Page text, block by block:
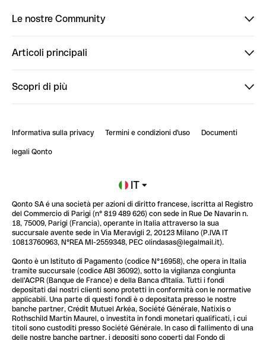
Le nostre Community
PowerUp
Articoli principali
StrongHer Mentorship | Notion: come organizzare...
Scopri di più
Blog
Glossario finanziario
Informativa sulla privacy Termini e condizioni d'uso Documenti
legali Qonto
IT
Qonto SA é una società per azioni di diritto francese, iscritta al Registro
del Commercio di Parigi (n° 819 489 626) con sede in Rue De Navarin n.
18, 75009, Parigi (Francia), operante in Italia attraverso la sua
succursale avente sede in Via Meravigli 2, 20123 Milano (P.IVA IT
10813760963, N°REA MI-2559348, PEC olindasas@legalmail.it).
Qonto è un Istituto di Pagamento (codice N°16958), che opera in Italia
tramite succursale (codice ABI 36092), sotto la vigilanza congiunta
dell'ACPR (Banque de France) e della Banca d'Italia. Tutti i fondi
depositati dai nostri clienti sono protetti in conformità con le normative
applicabili. Una parte di questi fondi è o depositata presso le nostre
banche partner, Crédit Mutuel Arkéa, Société Générale, Natixis o
Rothschild Martin Maurel, o investita in fondi monetari qualificati, i cui
titoli sono custoditi presso Société Générale. In caso di fallimento di una
delle nostre banche partner, i depositi sono coperti dal Fondo di